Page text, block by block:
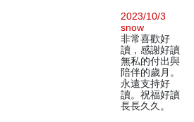
2023/10/3
snow
非常喜歡好
讀，感謝好讀
無私的付出與
陪伴的歲月。
永遠支持好
讀。祝福好讀
長長久久。